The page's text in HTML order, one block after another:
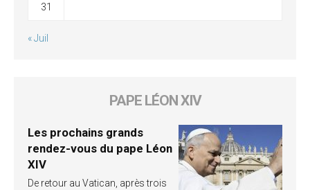
31
« Juil
PAPE LÉON XIV
Les prochains grands
rendez-vous du pape Léon
XIV
De retour au Vatican, après trois